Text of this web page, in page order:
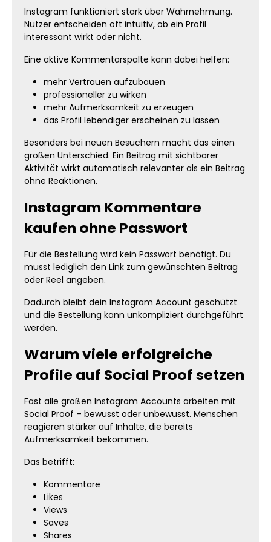
Instagram funktioniert stark über Wahrnehmung.
Nutzer entscheiden oft intuitiv, ob ein Profil
interessant wirkt oder nicht.
Eine aktive Kommentarspalte kann dabei helfen:
mehr Vertrauen aufzubauen
professioneller zu wirken
mehr Aufmerksamkeit zu erzeugen
das Profil lebendiger erscheinen zu lassen
Besonders bei neuen Besuchern macht das einen
großen Unterschied. Ein Beitrag mit sichtbarer
Aktivität wirkt automatisch relevanter als ein Beitrag
ohne Reaktionen.
Instagram Kommentare
kaufen ohne Passwort
Für die Bestellung wird kein Passwort benötigt. Du
musst lediglich den Link zum gewünschten Beitrag
oder Reel angeben.
Dadurch bleibt dein Instagram Account geschützt
und die Bestellung kann unkompliziert durchgeführt
werden.
Warum viele erfolgreiche
Profile auf Social Proof setzen
Fast alle großen Instagram Accounts arbeiten mit
Social Proof – bewusst oder unbewusst. Menschen
reagieren stärker auf Inhalte, die bereits
Aufmerksamkeit bekommen.
Das betrifft:
Kommentare
Likes
Views
Saves
Shares